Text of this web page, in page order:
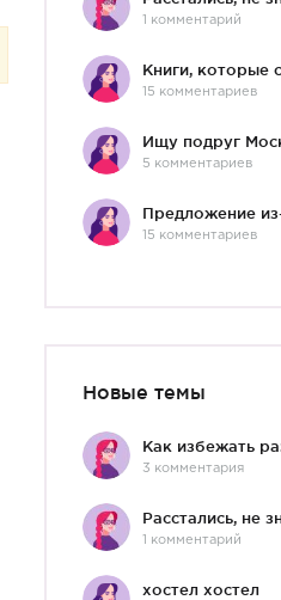
1 комментарий
Книги, которые
15 комментариев
5 комментариев
Предложение
15 комментариев
Новые темы
Как избежать
3 комментария
1 комментарий
хостел хостел